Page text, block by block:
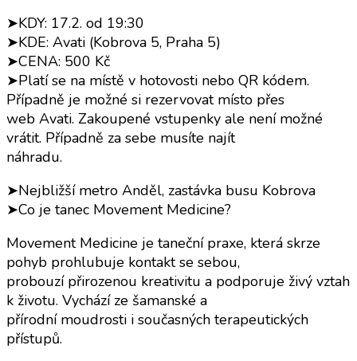
➤KDY: 17.2. od 19:30
➤KDE: Avati (Kobrova 5, Praha 5)
➤CENA: 500 Kč
➤Platí se na místě v hotovosti nebo QR kódem.
Případně je možné si rezervovat místo přes
web Avati. Zakoupené vstupenky ale není možné
vrátit. Případně za sebe musíte najít
náhradu.
➤Nejbližší metro Anděl, zastávka busu Kobrova
➤Co je tanec Movement Medicine?
Movement Medicine je taneční praxe, která skrze
pohyb prohlubuje kontakt se sebou,
probouzí přirozenou kreativitu a podporuje živý vztah
k životu. Vychází ze šamanské a
přírodní moudrosti i současných terapeutických
přístupů.